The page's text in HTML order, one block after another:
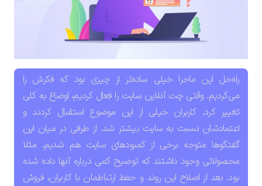
راه‌حل این ماجرا خیلی ساده‌تر از چیزی بود که فکرش را
می‌کردیم. وقتی چت آنلاین سایت را فعال کردیم، اوضاع به کلی
تغییر کرد. کاربران خیلی از این موضوع استقبال کردند و
اعتمادشان نسبت به سایت بیشتر شد. از طرفی در میان این
گفتگوها متوجه برخی از کمبودهای سایت هم شدیم. مثلا
محصولاتی وجود داشتند که توضیح کمی درباره آنها داده شده
بود. بعد از اصلاح این روند و حفظ ارتباطمان با کاربران، فروش